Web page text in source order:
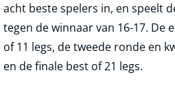
acht beste spelers in, en speelt
tegen de winnaar van 16-17. De
of 11 legs, de tweede ronde en
en de finale best of 21 legs.